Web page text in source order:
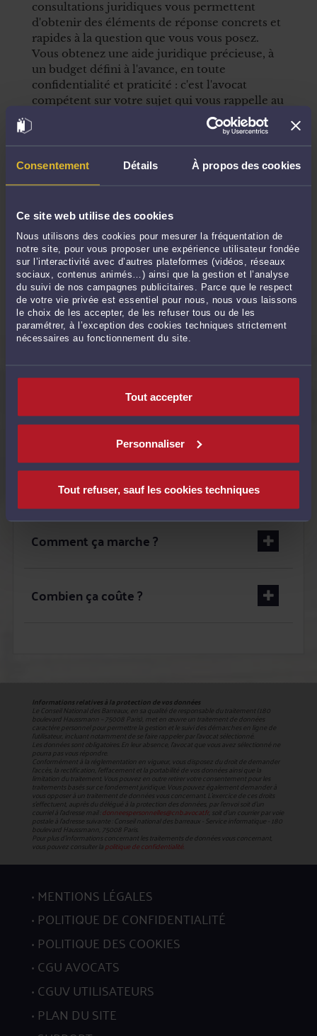
Consentement Détails À propos des cookies
Ce site web utilise des cookies
Nous utilisons des cookies pour mesurer la fréquentation de
notre site, pour vous proposer une expérience utilisateur fondée
sur l’interactivité avec d’autres plateformes (vidéos, réseaux
sociaux, contenus animés…) ainsi que la gestion et l’analyse
du suivi de nos campagnes publicitaires. Parce que le respect
de votre vie privée est essentiel pour nous, nous vous laissons
le choix de les accepter, de les refuser tous ou de les
paramétrer, à l’exception des cookies techniques strictement
nécessaires au fonctionnement du site.
Tout accepter
Personnaliser
Tout refuser, sauf les cookies techniques
consultations juridiques vous permettent
d'obtenir des éléments de réponse concrets et
rapides à la question que vous vous posez.
Vous obtenez une aide juridique précieuse, à
un budget défini à l'avance, en toute
confidentialité et praticité : c'est l'avocat
compétent sur votre sujet qui vous rappelle au
Comment ça marche ?
2 Faites une demande de rappel
3 Votre avocat vous contacte
QUESTIONS FRÉQUEMMENT POSÉES
Quand utiliser le service ?
C'est pour qui ?
Comment ça marche ?
Combien ça coûte ?
Informations relatives à la protection de vos données
Le Conseil National des Barreaux, en sa qualité de responsable du traitement (180
boulevard Haussmann – 75008 Paris), met en œuvre un traitement de données
caractère personnel pour permettre la gestion et le suivi des démarches en ligne de
l'utilisateur, incluant notamment de se faire rappeler par l'avocat sélectionné.
Les données sont obligatoires. En leur absence, l'avocat que vous avez sélectionné ne
pourra pas vous répondre.
Conformément à la réglementation en vigueur, vous disposez du droit de demander
l'accès, la rectification, l’effacement et la portabilité de vos données ainsi que la
limitation du traitement. Vous pouvez en outre retirer votre consentement pour les
traitements basés sur ce fondement juridique. Vous pouvez également demander à
vous opposer à un traitement de données vous concernant. L’exercice de ces droits
s’effectuent, auprès du délégué à la protection des données, par l’envoi soit d’un
courriel à l’adresse mail : donneespersonnelles@cnb.avocat.fr, soit d’un courrier par voie
postale à l’adresse suivante : Conseil national des barreaux - Service informatique - 180
boulevard Haussmann, 75008 Paris.
Pour plus d’informations concernant les traitements de données vous concernant,
vous pouvez consulter lapolitique de confidentialité.
MENTIONS LÉGALES
POLITIQUE DE CONFIDENTIALITÉ
POLITIQUE DES COOKIES
CGU AVOCATS
CGUV UTILISATEURS
PLAN DU SITE